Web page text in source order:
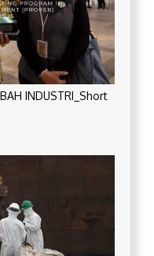
INDUSTRI_Short